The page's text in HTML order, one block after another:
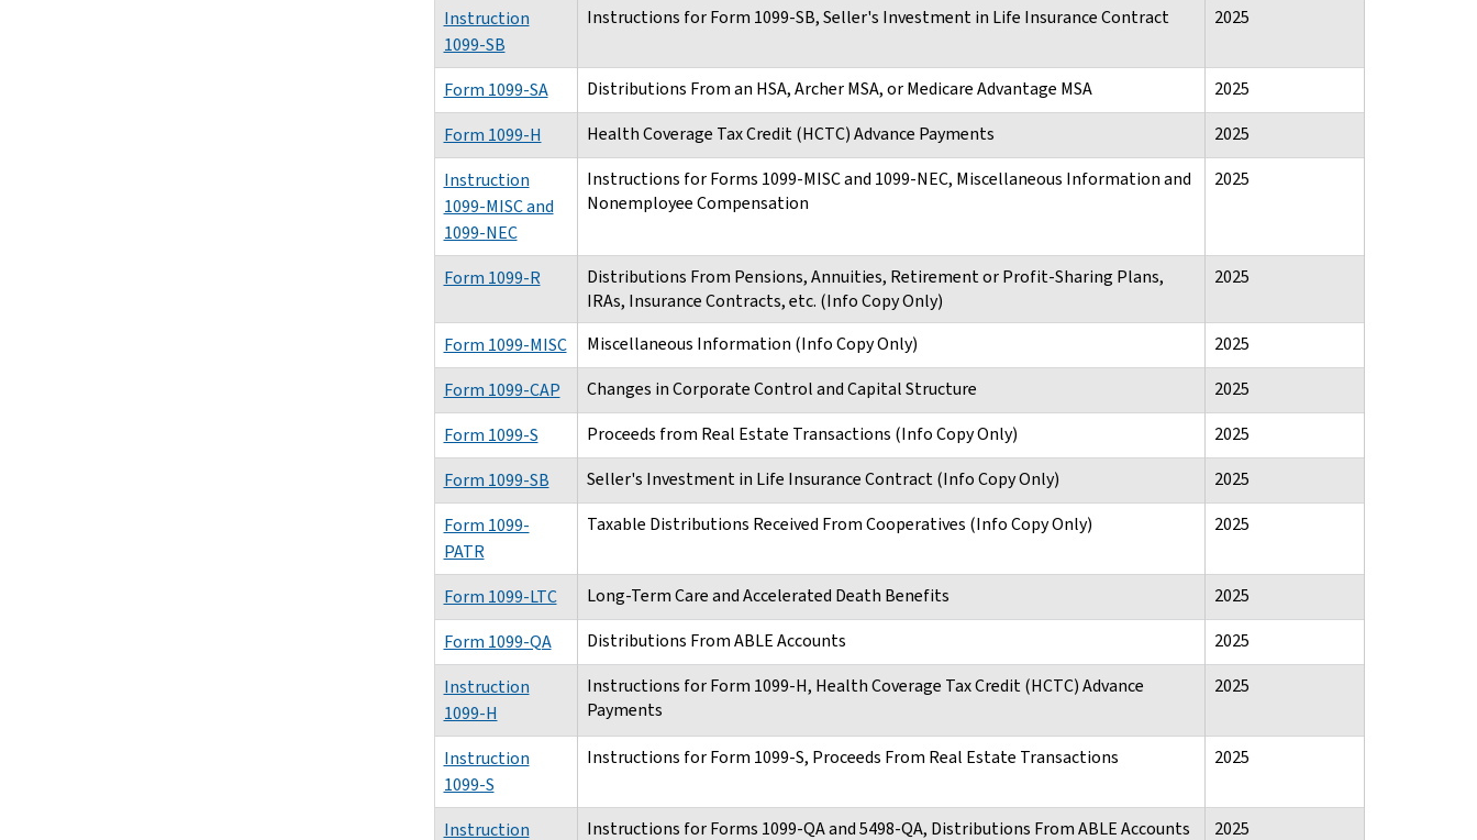
Instruction
1099-SB
Instructions for Form 1099-SB, Seller's Investment in Life Insurance Contract 2025
Form 1099-SA Distributions From an HSA, Archer MSA, or Medicare Advantage MSA
2025
Form 1099-H
Health Coverage Tax Credit (HCTC) Advance Payments
2025
Instruction
1099-MISC and
1099-NEC
Instructions for Forms 1099-MISC and 1099-NEC, Miscellaneous Information and
Nonemployee Compensation
2025
Form 1099-R
Distributions From Pensions, Annuities, Retirement or Profit-Sharing Plans,
IRAs, Insurance Contracts, etc. (Info Copy Only)
2025
Form 1099-MISC Miscellaneous Information (Info Copy Only)
2025
Form 1099-CAP
Changes in Corporate Control and Capital Structure
2025
Form 1099-S
Proceeds from Real Estate Transactions (Info Copy Only)
2025
Form 1099-SB
Seller's Investment in Life Insurance Contract (Info Copy Only)
2025
Form 1099-
PATR
Taxable Distributions Received From Cooperatives (Info Copy Only) 2025
Form 1099-LTC Long-Term Care and Accelerated Death Benefits
2025
Form 1099-QA
Distributions From ABLE Accounts
2025
Instruction
1099-H
Instructions for Form 1099-H, Health Coverage Tax Credit (HCTC) Advance
Payments
2025
Instruction
1099-S
Instructions for Form 1099-S, Proceeds From Real Estate Transactions 2025
Instruction Instructions for Forms 1099-QA and 5498-QA, Distributions From ABLE Accounts 2025